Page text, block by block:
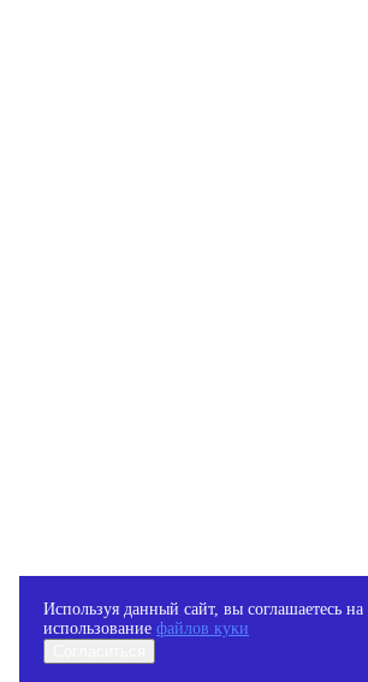
Используя данный сайт, вы соглашаетесь на
использование файлов куки